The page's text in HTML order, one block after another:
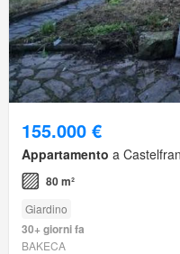
155.000 €
Appartamento a
80 m²
Giardino
30+ giorni fa
BAKECA